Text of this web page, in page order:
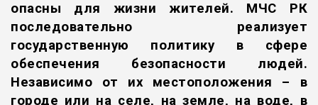
опасны для жизни жителей. МЧС РК
последовательно реализует
государственную политику в сфере
обеспечения безопасности людей.
Независимо от их местоположения – в
городе или на селе, на земле, на воде, в